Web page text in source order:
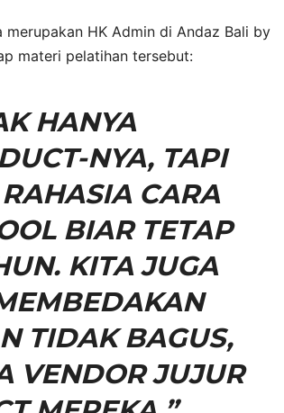
merupakan HK Admin di Andaz Bali by
materi pelatihan tersebut:
HANYA
NYA, TAPI
CARA
BIAR TETAP
KITA JUGA
TIDAK BAGUS,
VENDOR JUJUR